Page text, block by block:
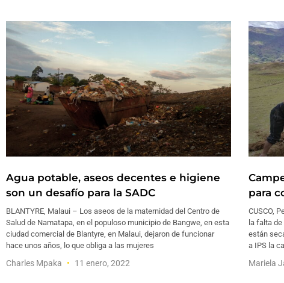
Agua potable, aseos decentes e higiene
son un desafío para la SADC
BLANTYRE, Malaui – Los aseos de la maternidad del Centro de
Salud de Namatapa, en el populoso municipio de Bangwe, en esta
ciudad comercial de Blantyre, en Malaui, dejaron de funcionar
hace unos años, lo que obliga a las mujeres
Charles Mpaka 11 enero, 2022
para
CUSCO,
la falta
están
a IPS la
Mariela